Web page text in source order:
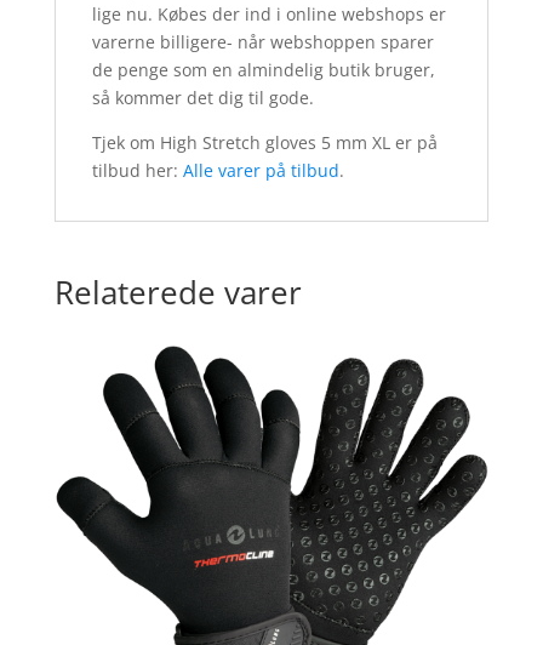
lige nu. Købes der ind i online webshops er
varerne billigere- når webshoppen sparer
de penge som en almindelig butik bruger,
så kommer det dig til gode.
Tjek om High Stretch gloves 5 mm XL er på
tilbud her: Alle varer på tilbud.
Relaterede varer